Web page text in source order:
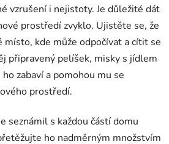
vzrušení i nejistoty. Je důležité dát
prostředí zvyklo. Ujistěte se, že
kde může odpočívat a cítit se
připravený pelíšek, misky s jídlem
zabaví a pomohou mu se
prostředí.
seznámil s každou částí domu
ho nadměrným množstvím